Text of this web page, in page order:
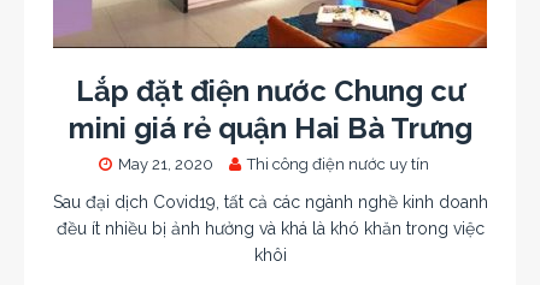
Lắp đặt điện nước Chung cư
mini giá rẻ quận Hai Bà Trưng
May 21, 2020 Thi công điện nước uy tín
Sau đại dịch Covid19, tất cả các ngành nghề kinh doanh
đều ít nhiều bị ảnh hưởng và khá là khó khăn trong việc
khôi